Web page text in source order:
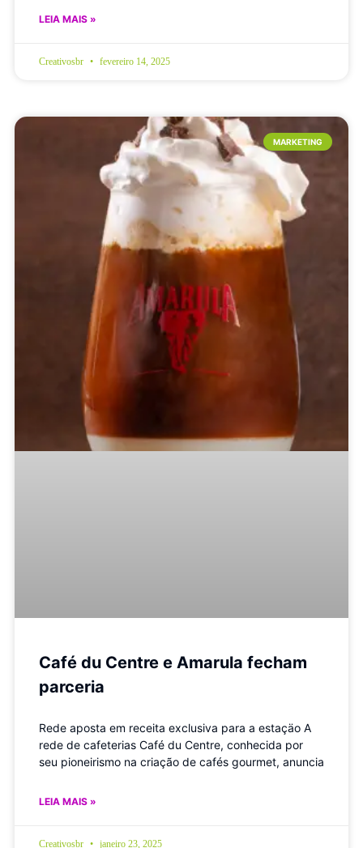
LEIA MAIS »
Creativosbr fevereiro 14, 2025
MARKETING
Café du Centre e Amarula fecham
parceria
Rede aposta em receita exclusiva para a estaçäo A
rede de cafeterias Café du Centre, conhecida por
seu pioneirismo na criação de cafés gourmet, anuncia
LEIA MAIS »
Creativosbr janeiro 23, 2025